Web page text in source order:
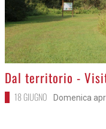
>
Dal territorio -
18 GIUGNO Domenica